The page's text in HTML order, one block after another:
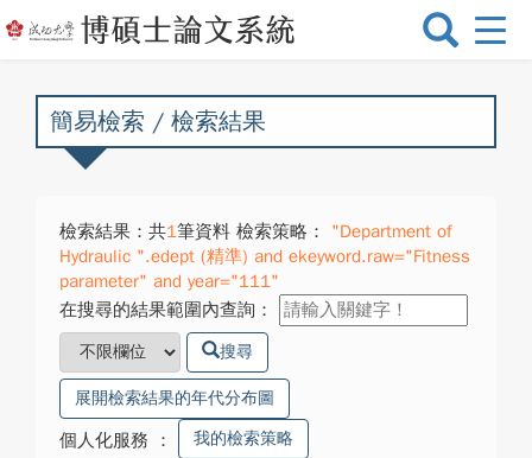
選
換
簡易檢索 / 檢索結果
檢索結果：共1筆資料 檢索策略：
"Department of
Hydraulic ".edept (精準) and ekeyword.raw="Fitness
parameter" and year="111"
在搜尋的結果範圍內查詢：
搜尋
展開檢索結果的年代分布圖
個人化服務 ： 我的檢索策略